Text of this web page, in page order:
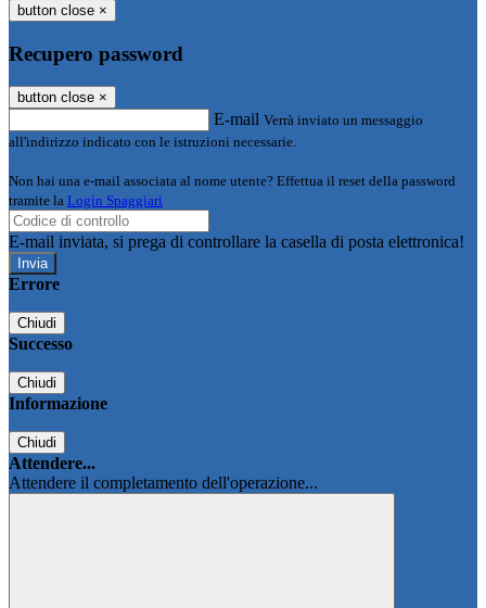
button close ×
Recupero password
button close ×
E-mail Verrà inviato un messaggio
all'indirizzo indicato con le istruzioni necessarie.
Non hai una e-mail associata al nome utente? Effettua il reset della password
tramite la Login Spaggiari
E-mail inviata, si prega di controllare la casella di posta elettronica!
Errore
Chiudi
Successo
Chiudi
Informazione
Chiudi
Attendere...
Attendere il completamento dell'operazione...